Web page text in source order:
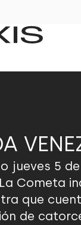
jueves 5
Cometa
que
de